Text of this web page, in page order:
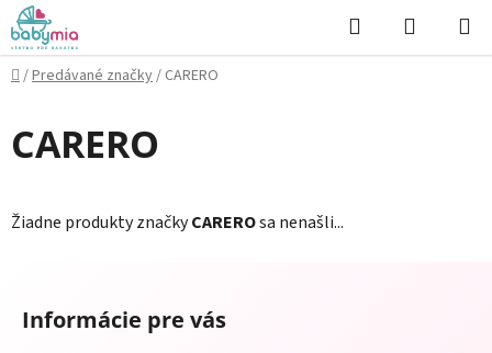
Prejsť
na
obsah
Hľadať
KOŠÍK
Domov
/Predávané značky/ CARERO
CARERO
Žiadne produkty značkyCAREROsa nenašli...
Informácie pre vás